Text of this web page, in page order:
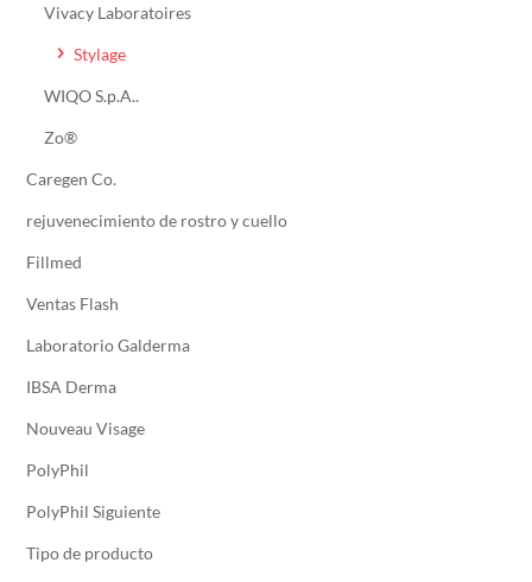
Vivacy Laboratoires
Stylage
WIQO S.p.A..
Zo®
Caregen Co.
rejuvenecimiento de rostro y cuello
Fillmed
Ventas Flash
Laboratorio Galderma
IBSA Derma
Nouveau Visage
PolyPhil
PolyPhil Siguiente
Tipo de producto